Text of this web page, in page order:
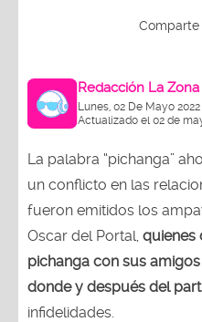
Redacción La Zona
Lunes, 02 De Mayo 2022
Actualizado el 02 de
La palabra “pichanga”
un conflicto en las
fueron emitidos los
Oscar del Portal, quienes
pichanga con sus
donde y después del
infidelidades.